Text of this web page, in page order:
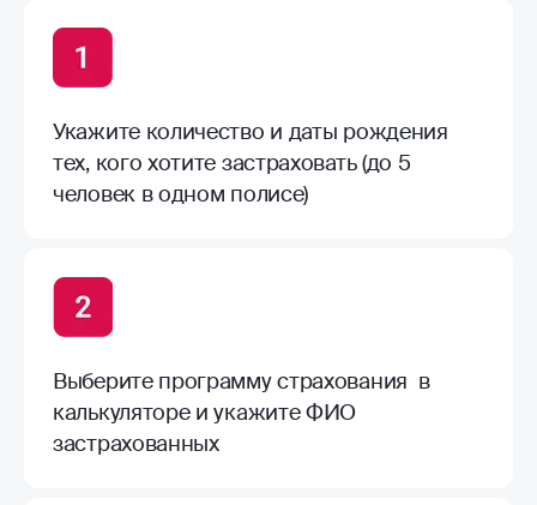
Укажите количество и даты рождения
тех, кого хотите застраховать (до 5
человек в одном полисе)
Выберите программу страхования в
калькуляторе и укажите ФИО
застрахованных